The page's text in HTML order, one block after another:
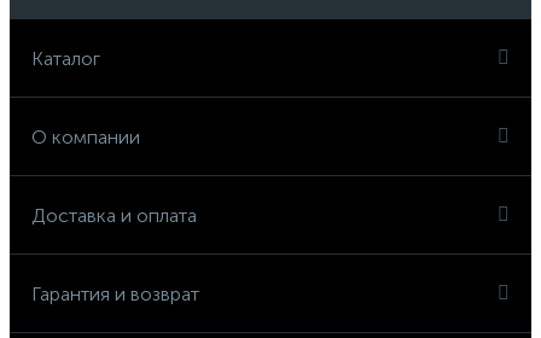
Каталог
О компании
Доставка и оплата
Гарантия и возврат